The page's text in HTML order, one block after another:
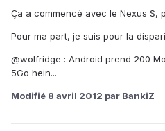
Ça a commencé avec le Nexus S,
Pour ma part, je suis pour la
@wolfridge : Android prend 200
5Go hein...
Modifié 8 avril 2012 par BankiZ